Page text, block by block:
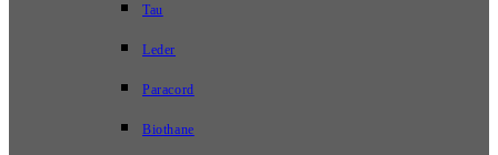
Tau
Leder
Paracord
Biothane